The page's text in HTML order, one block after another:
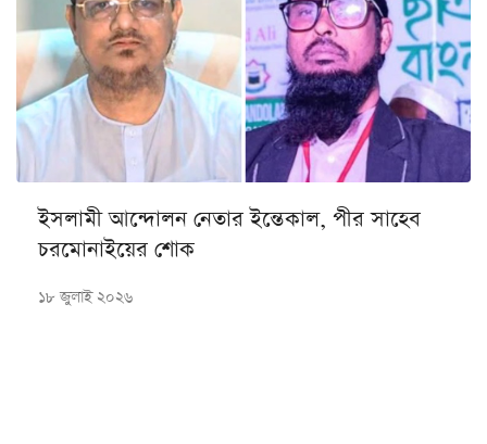
ইসলামী আন্দোলন নেতার ইন্তেকাল, পীর সাহেব
চরমোনাইয়ের শোক
১৮ জুলাই ২০২৬